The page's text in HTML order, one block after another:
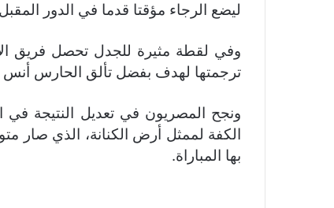
ليضع الرجاء مؤقتا قدما في الدور
وفي لقطة مثيرة للجدل تحصل فريق
ترجمتها لهدف بفضل تألق الحارس أنس
بها المباراة.